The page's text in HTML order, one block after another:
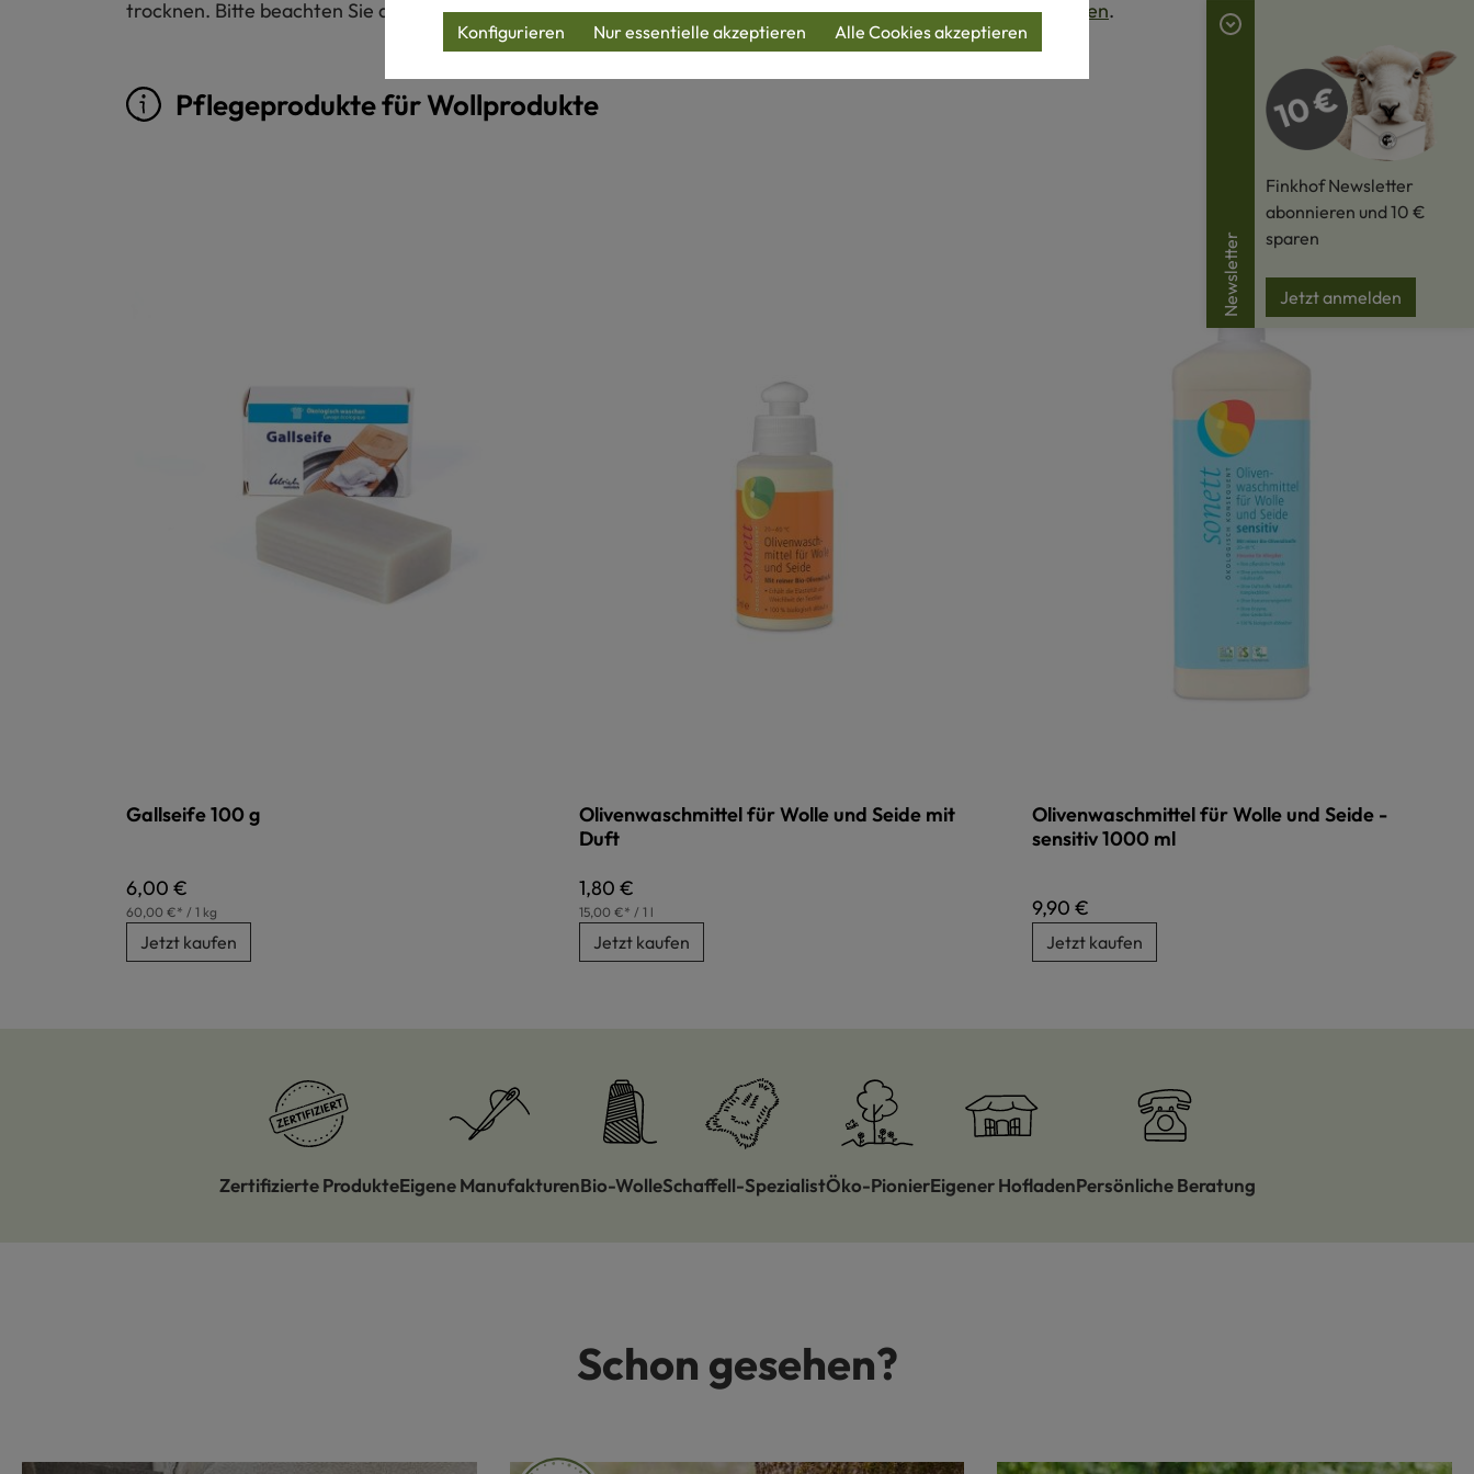
trocknen. Bitte beachten Sie auch das Pflegeetikett. Mehr Hinweise finden Sie unterWaschen von Wollprodukten.
Pflegeprodukte für Wollprodukte
Gallseife 100 g
Regulärer Preis:
6,00 €
60,00 €* / 1 kg
Jetzt kaufen
Olivenwaschmittel für Wolle und Seide mit
Duft
Regulärer Preis:
1,80 €
15,00 €* / 1 l
Jetzt kaufen
Olivenwaschmittel für Wolle und Seide -
sensitiv 1000 ml
Regulärer Preis:
9,90 €
Jetzt kaufen
Zertifizierte ProdukteEigene ManufakturenBio-WolleSchaffell-SpezialistÖko-PionierEigener HofladenPersönliche Beratung
Schon gesehen?
Newsletter
Finkhof Newsletter
abonnieren und 10 €
sparen
Jetzt anmelden
Nur essentielle akzeptieren
Konfigurieren Alle Cookies akzeptieren